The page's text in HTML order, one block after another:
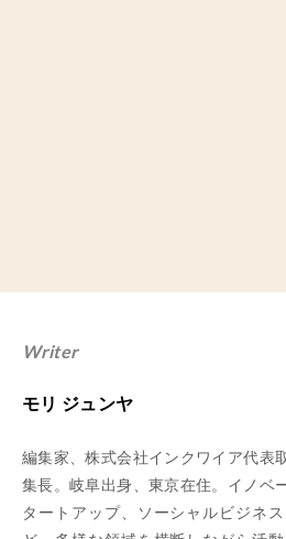
Writer
モリ ジュンヤ
編集家、株式会社インクワイア代表
集長。岐阜出身、東京在住。イノベ
タートアップ、ソーシャルビジネ